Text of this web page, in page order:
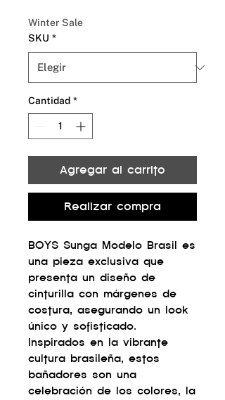
Winter Sale
SKU *
Cantidad *
Agregar al carrito
Realizar compra
BOYS Sunga Modelo Brasil es
una pieza exclusiva que
presenta un diseño de
cinturilla con márgenes de
costura, asegurando un look
único y sofisticado.
Inspirados en la vibrante
cultura brasileña, estos
bañadores son una
celebración de los colores, la